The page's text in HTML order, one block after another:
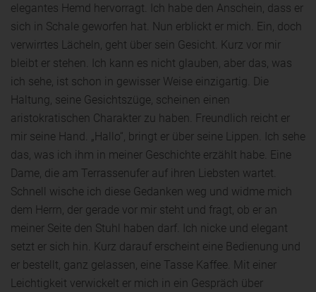
elegantes Hemd hervorragt. Ich habe den Anschein, dass er
sich in Schale geworfen hat. Nun erblickt er mich. Ein, doch
verwirrtes Lächeln, geht über sein Gesicht. Kurz vor mir
bleibt er stehen. Ich kann es nicht glauben, aber das, was
ich sehe, ist schon in gewisser Weise einzigartig. Die
Haltung, seine Gesichtszüge, scheinen einen
aristokratischen Charakter zu haben. Freundlich reicht er
mir seine Hand. „Hallo“, bringt er über seine Lippen. Ich sehe
das, was ich ihm in meiner Geschichte erzählt habe. Eine
Dame, die am Terrassenufer auf ihren Liebsten wartet.
Schnell wische ich diese Gedanken weg und widme mich
dem Herrn, der gerade vor mir steht und fragt, ob er an
meiner Seite den Stuhl haben darf. Ich nicke und elegant
setzt er sich hin. Kurz darauf erscheint eine Bedienung und
er bestellt, ganz gelassen, eine Tasse Kaffee. Mit einer
Leichtigkeit verwickelt er mich in ein Gespräch über